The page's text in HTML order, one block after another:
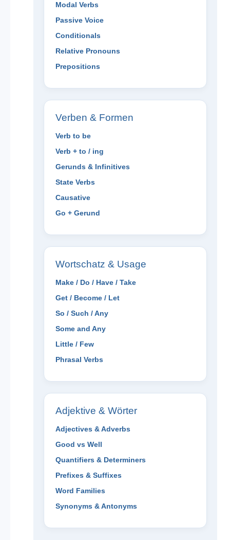
Modal Verbs
Passive Voice
Conditionals
Relative Pronouns
Prepositions
Verben & Formen
Verb to be
Verb + to / ing
Gerunds & Infinitives
State Verbs
Causative
Go + Gerund
Wortschatz & Usage
Make / Do / Have / Take
Get / Become / Let
So / Such / Any
Some and Any
Little / Few
Phrasal Verbs
Adjektive & Wörter
Adjectives & Adverbs
Good vs Well
Quantifiers & Determiners
Prefixes & Suffixes
Word Families
Synonyms & Antonyms